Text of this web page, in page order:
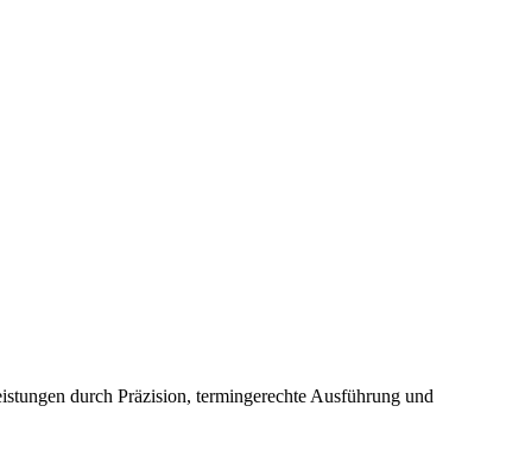
durch Präzision, termingerechte Ausführung und